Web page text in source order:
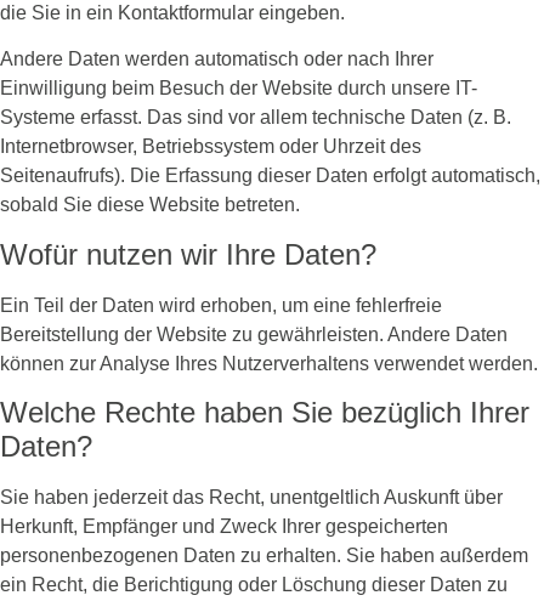
die Sie in ein Kontaktformular eingeben.
Andere Daten werden automatisch oder nach Ihrer
Einwilligung beim Besuch der Website durch unsere IT-
Systeme erfasst. Das sind vor allem technische Daten (z. B.
Internetbrowser, Betriebssystem oder Uhrzeit des
Seitenaufrufs). Die Erfassung dieser Daten erfolgt automatisch,
sobald Sie diese Website betreten.
Wofür nutzen wir Ihre Daten?
Ein Teil der Daten wird erhoben, um eine fehlerfreie
Bereitstellung der Website zu gewährleisten. Andere Daten
können zur Analyse Ihres Nutzerverhaltens verwendet werden.
Welche Rechte haben Sie bezüglich Ihrer
Daten?
Sie haben jederzeit das Recht, unentgeltlich Auskunft über
Herkunft, Empfänger und Zweck Ihrer gespeicherten
personenbezogenen Daten zu erhalten. Sie haben außerdem
ein Recht, die Berichtigung oder Löschung dieser Daten zu